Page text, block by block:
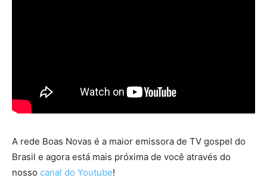
A rede Boas Novas é a maior emissora de TV gospel do
Brasil e agora está mais próxima de você através do
nosso canal do Youtube!